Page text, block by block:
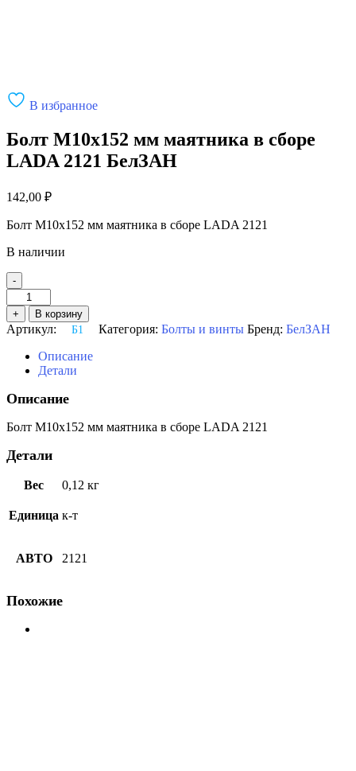
В избранное
Болт М10х152 мм маятника в сборе
LADA 2121 БелЗАН
142,00 ₽
Болт М10х152 мм маятника в сборе LADA 2121
В наличии
-
Количество
товара
Болт
М10х152
маятника
сборе
2121
+ В корзину
Артикул: Б1 Категория: Болты и винты Бренд: БелЗАН
Описание
Детали
Описание
Болт М10х152 мм маятника в сборе LADA 2121
Детали
Вес 0,12 кг
Единица к-т
АВТО 2121
Похожие